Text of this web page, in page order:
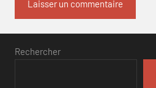
Rechercher